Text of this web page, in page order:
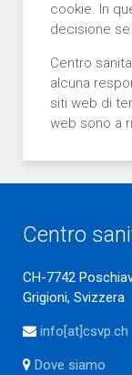
cookie. In
decisione
Centro
alcuna
siti web di
web sono a
Centro
CH-7742
Grigioni, Svizzera
info[at]csvp.ch
Dove siamo